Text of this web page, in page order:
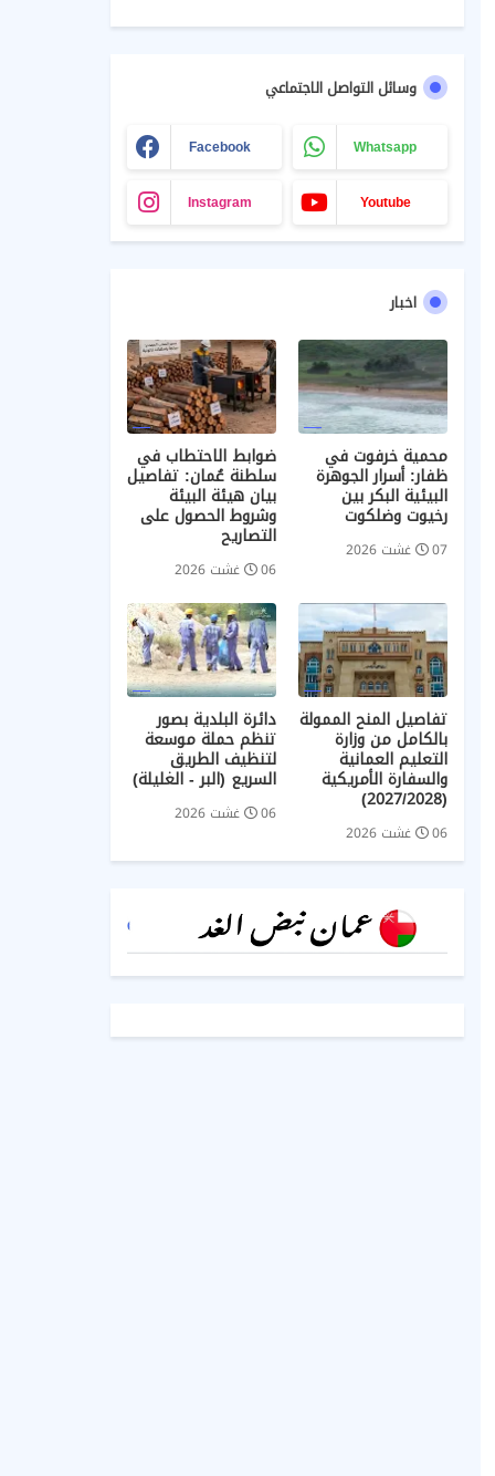
على 7)
وسائل التواصل الاجتماعي
Facebook Whatsapp
Instagram Youtube
اخبار
محمية خرفوت في
ظفار: أسرار الجوهرة
البيئية البكر بين
رخيوت وضلكوت
07 غشت 2026
ضوابط الاحتطاب في
سلطنة عُمان: تفاصيل
بيان هيئة البيئة
وشروط الحصول على
التصاريح
06 غشت 2026
تفاصيل المنح الممولة
بالكامل من وزارة
التعليم العمانية
والسفارة الأمريكية
(2027/2028)
06 غشت 2026
دائرة البلدية بصور
تنظم حملة موسعة
لتنظيف الطريق
السريع (البر - الغليلة)
06 غشت 2026